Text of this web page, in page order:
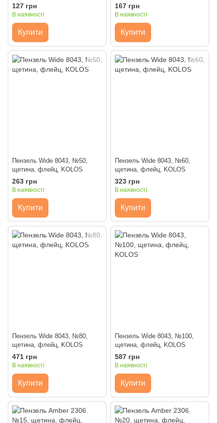
127 грн
В наявності
Купити
167 грн
В наявності
Купити
Пензель Wide 8043, №50,
щетина, флейц, KOLOS
263 грн
В наявності
Купити
Пензель Wide 8043, №60,
щетина, флейц, KOLOS
323 грн
В наявності
Купити
Пензель Wide 8043, №80,
щетина, флейц, KOLOS
471 грн
В наявності
Купити
Пензель Wide 8043, №100,
щетина, флейц, KOLOS
587 грн
В наявності
Купити